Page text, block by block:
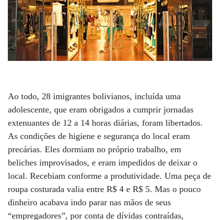
Ao todo, 28 imigrantes bolivianos, incluída uma
adolescente, que eram obrigados a cumprir jornadas
extenuantes de 12 a 14 horas diárias, foram libertados.
As condições de higiene e segurança do local eram
precárias. Eles dormiam no próprio trabalho, em
beliches improvisados, e eram impedidos de deixar o
local. Recebiam conforme a produtividade. Uma peça de
roupa costurada valia entre R$ 4 e R$ 5. Mas o pouco
dinheiro acabava indo parar nas mãos de seus
“empregadores”, por conta de dívidas contraídas,